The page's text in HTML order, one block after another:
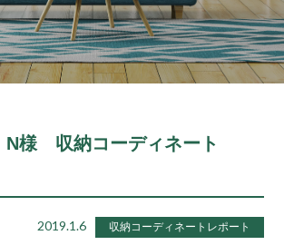
様 収納コーディネート
2019.1.6 収納コーディネートレポート